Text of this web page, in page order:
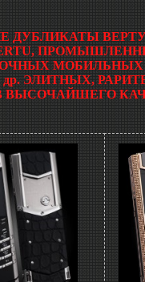
ДУБЛИКАТЫ
МОБИЛЬНЫХ
и др. ЭЛИТНЫХ,
ВЫСОЧАЙШЕГО